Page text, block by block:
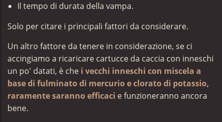
Il tempo di durata della vampa.
Solo per citare i principali fattori da considerare.
Un altro fattore da tenere in considerazione, se ci
accingiamo a ricaricare cartucce da caccia con inneschi
un po' datati, è che i vecchi inneschi con miscela a
base di fulminato di mercurio e clorato di potassio,
raramente saranno efficaci e funzioneranno ancora
bene.